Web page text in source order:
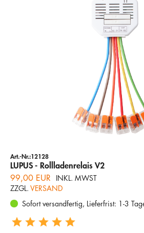
Art.-Nr.:12128
LUPUS - Rollladenrelais V2
99,00 EUR
INKL. MWST
ZZGL. VERSAND
Sofort versandfertig, Lieferfrist: 1-3